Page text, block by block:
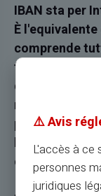
IBAN sta per
È l'equivalente
comprende
facilitano i
denaro possa
rapido e
particolare, il
banca, il
conto.
⚠️ Avis
L'accès à ce
personnes
juridiques